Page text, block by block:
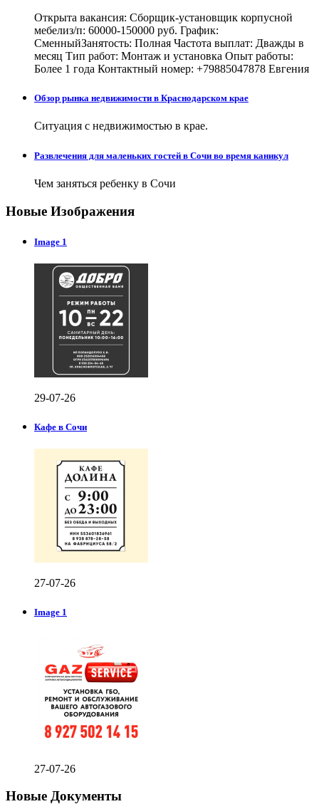
Открыта вакансия: Сборщик-установщик корпусной
мебелиз/п: 60000-150000 руб. График:
СменныйЗанятость: Полная Частота выплат: Дважды в
месяц Тип работ: Монтаж и установка Опыт работы:
Более 1 года Контактный номер: +79885047878 Евгения
Обзор рынка недвижимости в Краснодарском крае
Ситуация с недвижимостью в крае.
Развлечения для маленьких гостей в Сочи во время каникул
Чем заняться ребенку в Сочи
Новые Изображения
Image 1
29-07-26
Кафе в Сочи
27-07-26
Image 1
27-07-26
Новые Документы